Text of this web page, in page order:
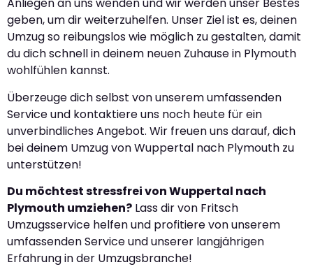
Anliegen an uns wenden und wir werden unser Bestes
geben, um dir weiterzuhelfen. Unser Ziel ist es, deinen
Umzug so reibungslos wie möglich zu gestalten, damit
du dich schnell in deinem neuen Zuhause in Plymouth
wohlfühlen kannst.
Überzeuge dich selbst von unserem umfassenden
Service und kontaktiere uns noch heute für ein
unverbindliches Angebot. Wir freuen uns darauf, dich
bei deinem Umzug von Wuppertal nach Plymouth zu
unterstützen!
Du möchtest stressfrei von Wuppertal nach
Plymouth umziehen? Lass dir von Fritsch
Umzugsservice helfen und profitiere von unserem
umfassenden Service und unserer langjährigen
Erfahrung in der Umzugsbranche!